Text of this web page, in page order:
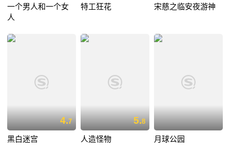
一个男人和一个女
人
特工狂花 宋慈之临安夜游神
4.7
黑白迷宫
5.8
人造怪物 月球公园